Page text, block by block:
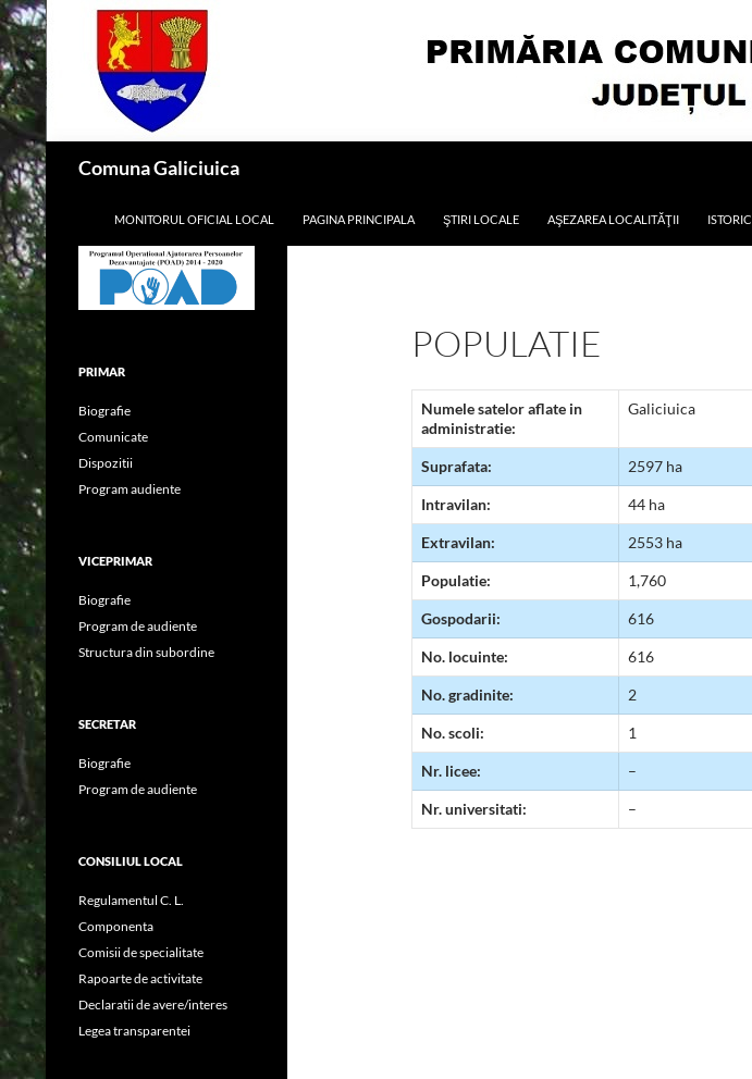
Skip
to
content
Comuna Galiciuica
MONITORUL OFICIAL LOCAL PAGINA PRINCIPALA ŞTIRI LOCALE AŞEZAREA LOCALITĂŢII ISTORIC
POPULATIE
Numele satelor aflate in
administratie:
Galiciuica
Suprafata: 2597 ha
Intravilan: 44 ha
Extravilan: 2553 ha
Populatie: 1,760
Gospodarii: 616
No. locuinte: 616
No. gradinite: 2
No. scoli: 1
Nr. licee: –
Nr. universitati: –
PRIMAR
Biografie
Comunicate
Dispozitii
Program audiente
VICEPRIMAR
Biografie
Program de audiente
Structura din subordine
SECRETAR
Biografie
Program de audiente
CONSILIUL LOCAL
Regulamentul C. L.
Componenta
Comisii de specialitate
Rapoarte de activitate
Declaratii de avere/interes
Legea transparentei